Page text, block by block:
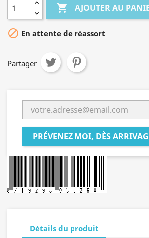
 AJOUTER AU
 En attente de réassort
Partager
PRÉVENEZ MOI, DÈS
Détails du produit